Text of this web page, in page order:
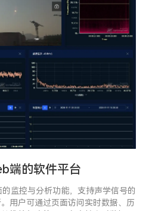
端的软件平台
监控与分析功能，支持声学信号的
用户可通过页面访问实时数据、历